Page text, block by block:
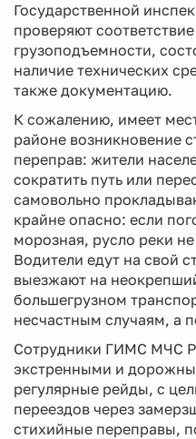
Государственной
проверяют
грузоподъемности,
наличие технических
также документацию.
К сожалению, имеет
районе возникновение
переправ: жители
сократить путь или
самовольно
крайне опасно: если
морозная, русло реки
Водители едут на свой
выезжают на
большегрузном
несчастным случаям, а
Сотрудники ГИМС МЧС
экстренными и
регулярные рейды, с
переездов через
стихийные переправы,